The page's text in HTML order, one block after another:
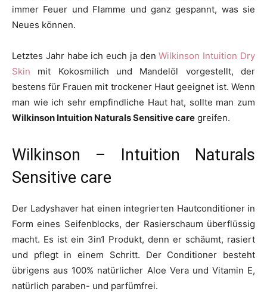
immer Feuer und Flamme und ganz gespannt, was sie
Neues können.
Letztes Jahr habe ich euch ja denWilkinson Intuition Dry
Skin mit Kokosmilich und Mandelöl vorgestellt, der
bestens für Frauen mit trockener Haut geeignet ist. Wenn
man wie ich sehr empfindliche Haut hat, sollte man zum
Wilkinson Intuition Naturals Sensitive care greifen.
Wilkinson – Intuition Naturals
Sensitive care
Der Ladyshaver hat einen integrierten Hautconditioner in
Form eines Seifenblocks, der Rasierschaum überflüssig
macht. Es ist ein 3in1 Produkt, denn er schäumt, rasiert
und pflegt in einem Schritt. Der Conditioner besteht
übrigens aus 100% natürlicher Aloe Vera und Vitamin E,
natürlich paraben- und parfümfrei.